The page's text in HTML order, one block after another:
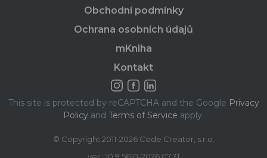
Obchodní podmínky
Ochrana osobních údajů
mKniha
Kontakt
This site is protected by reCAPTCHA and the Google Privacy
Policy and Terms of Service apply.
© Copyright 2011-2026 Code Creator, s.r.o.